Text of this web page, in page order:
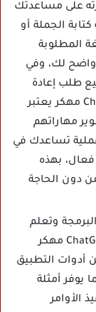
على مساعدتك
الجملة أو
المطلوبة
لك، وفي
طلب إعادة
الشرح بصياغة أخرى أكثر وضوحا، ChatGPT مهكر يعتبر
مهاراتهم
تساعدك في
بهذه
دون الحاجة
وتعلم
لغات مثل Python أو JavaScript فإن ChatGPT مهكر
أدوات التطبيق
يوفر أمثلة
الأوامر